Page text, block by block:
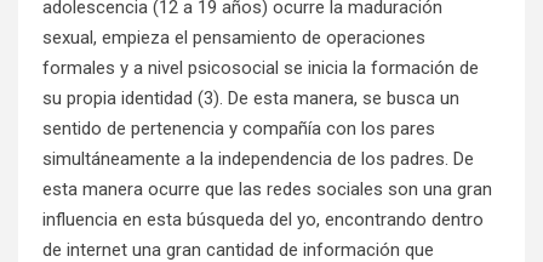
adolescencia (12 a 19 años) ocurre la maduración
sexual, empieza el pensamiento de operaciones
formales y a nivel psicosocial se inicia la formación de
su propia identidad (3). De esta manera, se busca un
sentido de pertenencia y compañía con los pares
simultáneamente a la independencia de los padres. De
esta manera ocurre que las redes sociales son una gran
influencia en esta búsqueda del yo, encontrando dentro
de internet una gran cantidad de información que